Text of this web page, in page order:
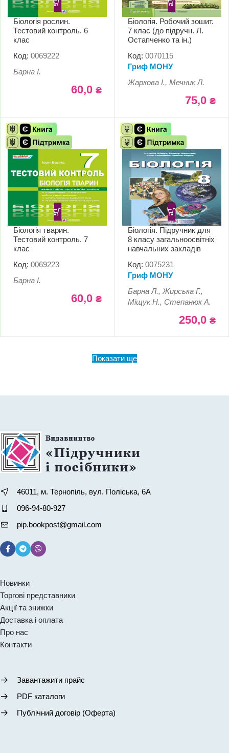
Біологія рослин.
Тестовий контроль. 6
клас
Код: 0069222
Барна І.
60,0 ₴
Біологія. Робочий зошит.
7 клас (до підручн. Л.
Остапченко та ін.)
Код: 0070115
Гриф МОНУ
Жаркова І., Мечник Л.
75,0 ₴
Біологія тварин.
Тестовий контроль. 7
клас
Код: 0069223
Барна І.
60,0 ₴
Біологія. Підручник для
8 класу загальноосвітніх
навчальних закладів
Код: 0075231
Гриф МОНУ
Барна Л., Жирська Г.,
Міщук Н., Степанюк А.
250,0 ₴
Показати ще
46011, м. Тернопіль, вул. Поліська, 6А
096-94-80-927
pip.bookpost@gmail.com
Новинки
Торгові представники
Акції та знижки
Доставка і оплата
Про нас
Контакти
Завантажити прайс
PDF каталоги
Публічний договір (Оферта)